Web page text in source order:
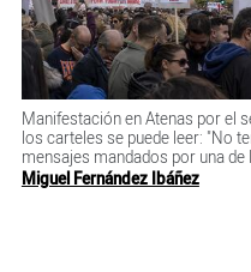
Manifestación en Atenas por el
los carteles se puede leer: "No
mensajes mandados por una
Miguel Fernández Ibáñez